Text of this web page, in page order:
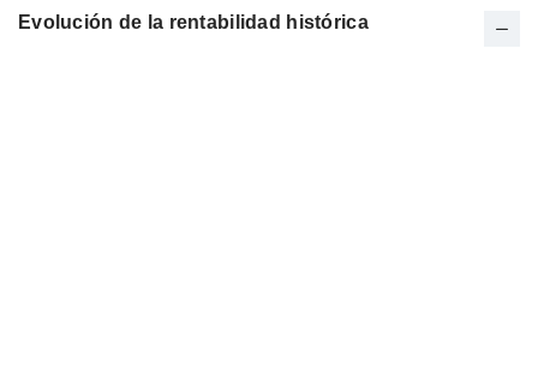
Evolución de la rentabilidad histórica